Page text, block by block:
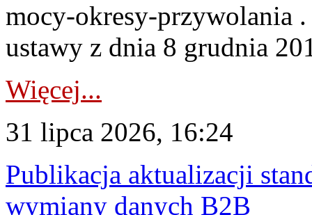
mocy-okresy-przywolania
ustawy z dnia 8 grudnia
Więcej...
31 lipca 2026, 16:24
Publikacja aktualizacji
wymiany danych B2B